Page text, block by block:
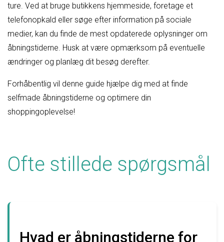
ture. Ved at bruge butikkens hjemmeside, foretage et
telefonopkald eller søge efter information på sociale
medier, kan du finde de mest opdaterede oplysninger om
åbningstiderne. Husk at være opmærksom på eventuelle
ændringer og planlæg dit besøg derefter.
Forhåbentlig vil denne guide hjælpe dig med at finde
selfmade åbningstiderne og optimere din
shoppingoplevelse!
Ofte stillede spørgsmål
Hvad er åbningstiderne for